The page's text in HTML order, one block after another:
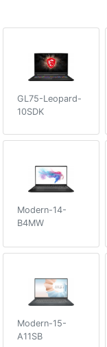
GL75-Leopard-
10SDK
Modern-14-
B4MW
Modern-15-
A11SB